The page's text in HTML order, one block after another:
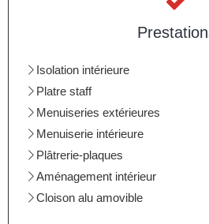
Isolation intérieure
Platre staff
Menuiseries extérieures
Menuiserie intérieure
Plâtrerie-plaques
Aménagement intérieur
Cloison alu amovible